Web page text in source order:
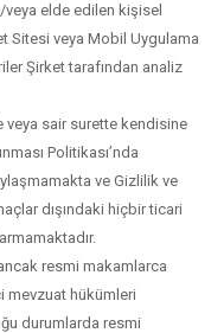
veya elde edilen kişisel
Sitesi veya Mobil Uygulama
Şirket tarafından analiz
veya sair surette kendisine
Politikası’nda
ve Gizlilik ve
dışındaki hiçbir ticari
resmi makamlarca
mevzuat hükümleri
durumlarda resmi